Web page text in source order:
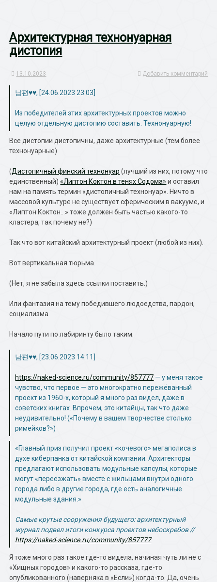
Архитектурная технонуарная
дистопия
13.10.2023 Добавить комментарий
남편♥♥, [24.06.2023 23:03]
Из победителей этих архитектурных проектов можно
целую отдельную дистопию составить. Технонуарную!
Все дистопии дистопичны, даже архитектурные (тем более
технонуарные).
(Дистопичный финский технонуар (лучший из них, потому что
единственный)«Липтон Коктон в тенях Содома» и оставил
нам на память термин «дистопичный технонуар». Ничто в
массовой культуре не существует сферическим в вакууме, и
«Липтон Коктон…» тоже должен быть частью какого-то
кластера, так почему не?)
Так что вот китайский архитектурный проект (любой из них).
Вот вертикальная тюрьма.
(Нет, я не забыла здесь ссылки поставить.)
Или фантазия на тему победившего людоедства, пардон,
социализма.
Начало пути по лабиринту было таким:
남편♥♥, [23.06.2023 14:11]
https://naked-science.ru/community/857777 — у меня такое
чувство, что первое — это многократно пережёванный
проект из 1960-х, который я много раз видел, даже в
советских книгах. Впрочем, это китайцы, так что даже
неудивительно! («Почему в вашем творчестве столько
римейков?»)
«Главный приз получил проект «кочевого» мегаполиса в
духе киберпанка от китайской компании. Архитекторы
предлагают использовать модульные капсулы, которые
могут «переезжать» вместе с жильцами внутри одного
города либо в другие города, где есть аналогичные
модульные здания.»
Самые крутые сооружения будущего: архитектурный
журнал подвел итоги конкурса проектов небоскребов //
https://naked-science.ru/community/857777
Я тоже много раз такое где-то видела, начиная чуть ли не с
«Хищных городов» и какого-то рассказа, где-то
опубликованного (наверняка в «Если») когда-то. Да, очень